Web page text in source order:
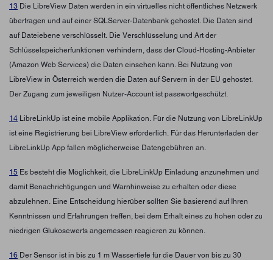
13 Die LibreView Daten werden in ein virtuelles nicht öffentliches Netzwerk
übertragen und auf einer SQLServer-Datenbank gehostet. Die Daten sind
auf Dateiebene verschlüsselt. Die Verschlüsselung und Art der
Schlüsselspeicherfunktionen verhindern, dass der Cloud-Hosting-Anbieter
(Amazon Web Services) die Daten einsehen kann. Bei Nutzung von
LibreView in Österreich werden die Daten auf Servern in der EU gehostet.
Der Zugang zum jeweiligen Nutzer-Account ist passwortgeschützt.
14 LibreLinkUp ist eine mobile Applikation. Für die Nutzung von LibreLinkUp
ist eine Registrierung bei LibreView erforderlich. Für das Herunterladen der
LibreLinkUp App fallen möglicherweise Datengebühren an.
15 Es besteht die Möglichkeit, die LibreLinkUp Einladung anzunehmen und
damit Benachrichtigungen und Warnhinweise zu erhalten oder diese
abzulehnen. Eine Entscheidung hierüber sollten Sie basierend auf Ihren
Kenntnissen und Erfahrungen treffen, bei dem Erhalt eines zu hohen oder zu
niedrigen Glukosewerts angemessen reagieren zu können.
16 Der Sensor ist in bis zu 1 m Wassertiefe für die Dauer von bis zu 30